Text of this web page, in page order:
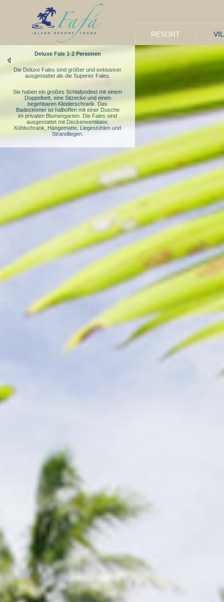
RESORT
Deluxe Fale 1-2 Personen
Die Deluxe Fales sind größer und exklusiver
ausgestattet als die Superior Fales.
Sie haben ein großes Schlafpodest mit einem
Doppelbett, eine Sitzecke und einen
begehbaren Kleiderschrank. Das
Badezimmer ist halboffen mit einer Dusche
im privaten Blumengarten. Die Fales sind
ausgestattet mit Deckenventilator,
Kühlschrank, Hängematte, Liegestühlen und
Strandliegen.